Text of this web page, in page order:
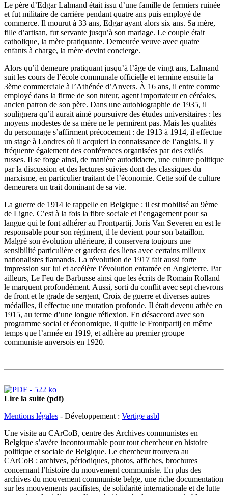
Le père d’Edgar Lalmand était issu d’une famille de fermiers ruinée
et fut militaire de carrière pendant quatre ans puis employé de
commerce. Il mourut à 33 ans, Edgar ayant alors six ans. Sa mère,
fille d’artisan, fut servante jusqu’à son mariage. Le couple était
catholique, la mère pratiquante. Demeurée veuve avec quatre
enfants à charge, la mère devint concierge.
Alors qu’il demeure pratiquant jusqu’à l’âge de vingt ans, Lalmand
suit les cours de l’école communale officielle et termine ensuite la
3ème commerciale à l’Athénée d’Anvers. À 16 ans, il entre comme
employé dans la firme de son tuteur, agent importateur en céréales,
ancien patron de son père. Dans une autobiographie de 1935, il
soulignera qu’il aurait aimé poursuivre des études universitaires : les
moyens modestes de sa mère ne le permirent pas. Mais les qualités
du personnage s’affirment précocement : de 1913 à 1914, il effectue
un stage à Londres où il acquiert la connaissance de l’anglais. Il y
fréquente également des conférences organisées par des exilés
russes. Il se forge ainsi, de manière autodidacte, une culture politique
par la discussion et des lectures suivies dont des classiques du
marxisme, en particulier traitant de l’économie. Cette soif de culture
demeurera un trait dominant de sa vie.
La guerre de 1914 le rappelle en Belgique : il est mobilisé au 9ème
de Ligne. C’est à la fois la fibre sociale et l’engagement pour sa
langue qui le font adhérer au Frontpartij. Joris Van Severen en est le
responsable pour son régiment, il le devient pour son bataillon.
Malgré son évolution ultérieure, il conservera toujours une
sensibilité particulière et gardera des liens avec certains milieux
nationalistes flamands. La révolution de 1917 fait aussi forte
impression sur lui et accélère l’évolution entamée en Angleterre. Par
ailleurs, Le Feu de Barbusse ainsi que les écrits de Romain Rolland
le marquent profondément. Aussi, sorti du conflit avec sept chevrons
de front et le grade de sergent, Croix de guerre et diverses autres
médailles, il effectue une mutation profonde. Il était devenu athée en
1915, au terme d’une longue réflexion. En désaccord avec son
programme social et économique, il quitte le Frontpartij en même
temps que l’armée en 1919, et adhère au premier groupe
communiste anversois en 1920.
Lire la suite (pdf)
Mentions légales - Développement : Vertige asbl
Une visite au CArCoB, centre des Archives communistes en
Belgique s’avère incontournable pour tout chercheur en histoire
politique et sociale de Belgique. Le chercheur trouvera au
CArCoB : archives, périodiques, photos, affiches, brochures
concernant l’histoire du mouvement communiste. En plus des
archives du mouvement communiste belge, une riche documentation
sur les mouvements pacifistes, de solidarité internationale et de lutte